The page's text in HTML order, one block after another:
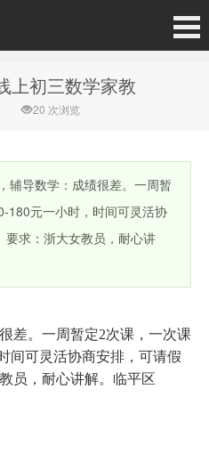
上初三数学家教
20 次浏览
辅导数学：成绩很差。一周暂
180元一小时，时间可灵活协
求：浙大女教员，耐心讲
差。一周暂定2次课，一次课
间可灵活协商安排，可请假
员，耐心讲解。临平区